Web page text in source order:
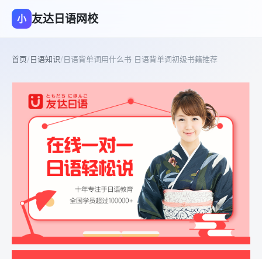
小 友达日语网校
首页/日语知识/日语背单词用什么书 日语背单词初级书籍推荐